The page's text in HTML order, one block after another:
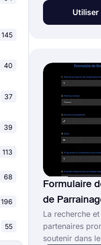
145
40
37
39
113
68
196
55
formulaire de
pouvez
formulaire de
support pour
clients. Ce
de demande
gratuit et
avec des
avancées !
Utiliser
Formulaire
de
La recherche
partenaires
soutenir dans